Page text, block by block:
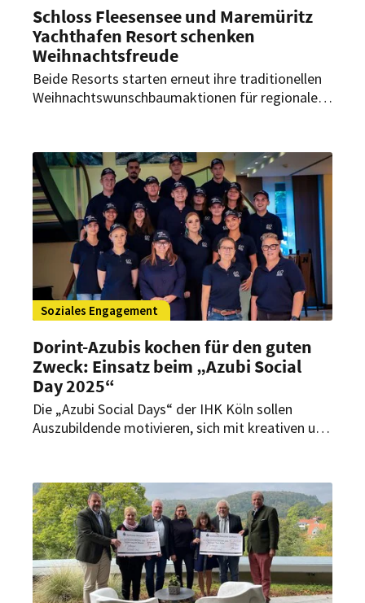
Schloss Fleesensee und Maremüritz
Yachthafen Resort schenken
Weihnachtsfreude
Beide Resorts starten erneut ihre traditionellen
Weihnachtswunschbaumaktionen für regionale
Baum erfüllen und so gemeinsame
Weihnachtsfreude schenken.
Soziales Engagement
Dorint-Azubis kochen für den guten
Zweck: Einsatz beim „Azubi Social
Day 2025“
Die „Azubi Social Days“ der IHK Köln sollen
Auszubildende motivieren, sich mit kreativen und
Messe Köln waren erstmalig Nachwuchskräfte
mit dabei.